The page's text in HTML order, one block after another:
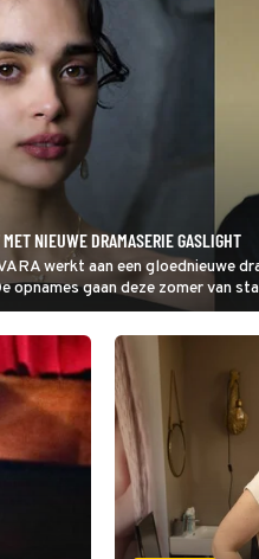
NIEUWE DRAMASERIE GASLIGHT
werkt aan een gloednieuwe
opnames gaan deze zomer van